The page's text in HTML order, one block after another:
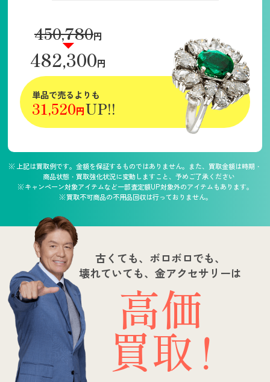
450,780円
482,300円
単品で売るよりも
31,520円UP!!
上記は買取例です。金額を保証するものではありません。また、買取金額は時期・
商品状態・買取強化状況に変動しますこと、予めご了承ください
キャンペーン対象アイテムなど一部査定額UP対象外のアイテムもあります。
買取不可商品の不用品回収は行っておりません。
古くても、ボロボロでも、
壊れていても、金アクセサリーは
高価
買取
！